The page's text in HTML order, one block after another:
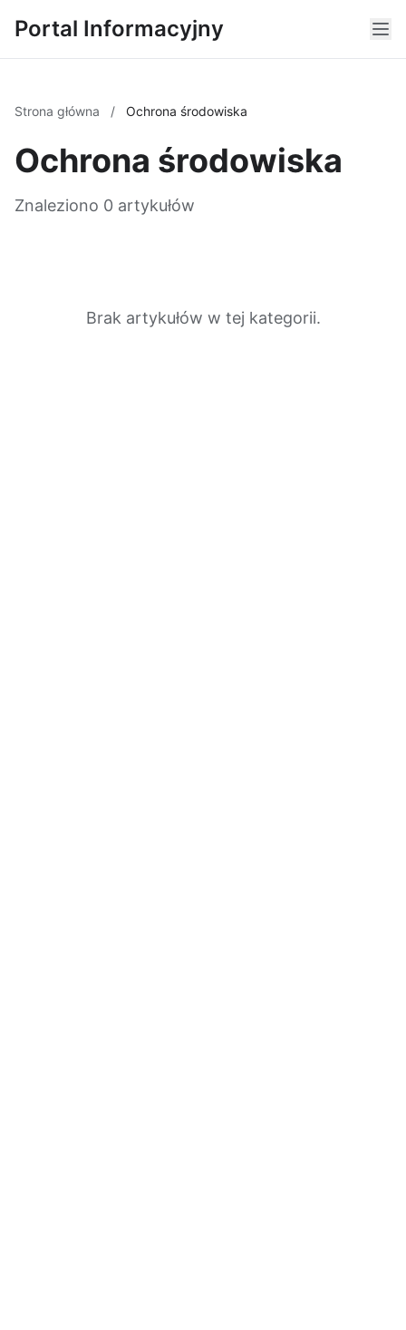
Portal Informacyjny
Strona główna / Ochrona środowiska
Ochrona środowiska
Znaleziono 0 artykułów
Brak artykułów w tej kategorii.